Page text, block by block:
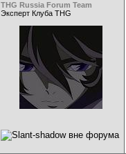
THG Russia Forum Team
Эксперт Клуба THG